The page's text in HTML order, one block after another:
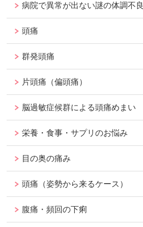
病院で異常が出ない謎の体調不良
頭痛
群発頭痛
片頭痛（偏頭痛）
脳過敏症候群による頭痛めまい
栄養・食事・サプリのお悩み
目の奥の痛み
頭痛（姿勢から来るケース）
腹痛・頻回の下痢